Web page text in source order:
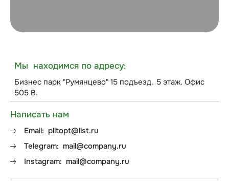
Написать нам
Email: plitopt@list.ru
Telegram: mail@company.ru
Instagram: mail@company.ru
Мы находимся по адресу:
Бизнес парк "Румянцево" 15 подъезд. 5 этаж. Офис
505 В.